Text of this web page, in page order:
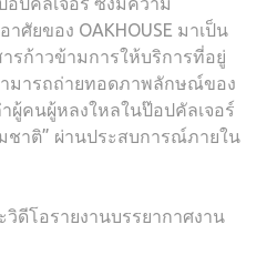
ยของ OAKHOUSE มาเป็น
รก้าวข้ามการให้บริการที่อยู่
ามารถถ่ายทอดภาพลักษณ์ของ
ผู้คนผู้หลงใหลในป๊อปคัลเจอร์
าติ” ผ่านประสบการณ์ภายใน
ดีโอรายงานบรรยากาศงาน